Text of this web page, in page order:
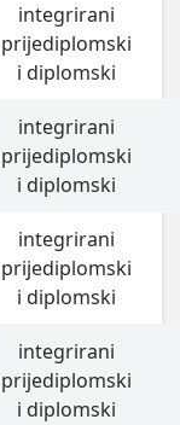
integrirani
prijediplomski
i diplomski
integrirani
prijediplomski
i diplomski
integrirani
prijediplomski
i diplomski
integrirani
prijediplomski
i diplomski